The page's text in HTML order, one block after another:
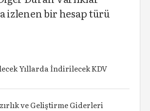
izlenen bir hesap türü
Yıllarda İndirilecek KDV
ve Geliştirme Giderleri